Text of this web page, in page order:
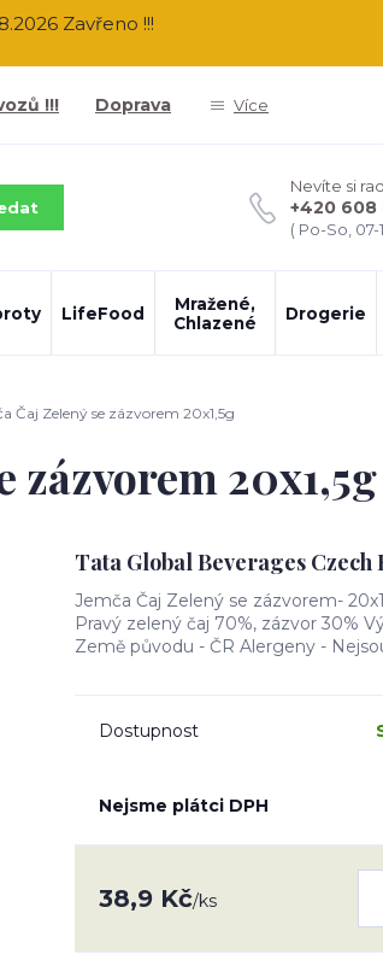
Zavřeno !!!
!!! Doprava Více
Nevíte si
+420 608
( Po-So, 07-
LifeFood
Mražené,
Chlazené
Drogerie
Čaj Zelený se zázvorem 20x1,5g
zázvorem 20x1,5g
Tata Global Beverages Czech
Jemča Čaj Zelený se zázvorem-
Pravý zelený čaj 70%, zázvor 30%
Země původu - ČR Alergeny -
Dostupnost
Nejsme plátci DPH
38,9 Kč/ks